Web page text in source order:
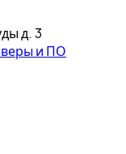
д. 3
и ПО